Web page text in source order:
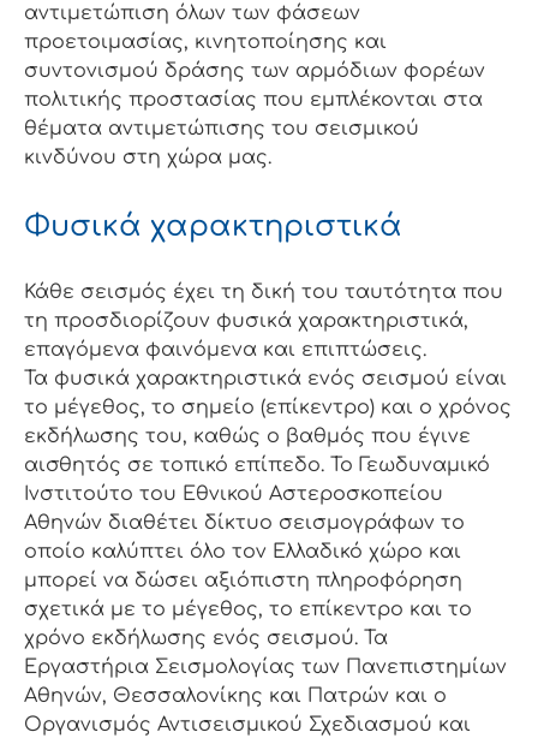
αντιμετώπιση όλων των φάσεων
προετοιμασίας, κινητοποίησης και
συντονισμού δράσης των αρμόδιων φορέων
πολιτικής προστασίας που εμπλέκονται στα
θέματα αντιμετώπισης του σεισμικού
κινδύνου στη χώρα μας.
Φυσικά χαρακτηριστικά
Κάθε σεισμός έχει τη δική του ταυτότητα που
τη προσδιορίζουν φυσικά χαρακτηριστικά,
επαγόμενα φαινόμενα και επιπτώσεις.
Τα φυσικά χαρακτηριστικά ενός σεισμού είναι
το μέγεθος, το σημείο (επίκεντρο) και ο χρόνος
εκδήλωσης του, καθώς ο βαθμός που έγινε
αισθητός σε τοπικό επίπεδο. Το Γεωδυναμικό
Ινστιτούτο του Εθνικού Αστεροσκοπείου
Αθηνών διαθέτει δίκτυο σεισμογράφων το
οποίο καλύπτει όλο τον Ελλαδικό χώρο και
μπορεί να δώσει αξιόπιστη πληροφόρηση
σχετικά με το μέγεθος, το επίκεντρο και το
χρόνο εκδήλωσης ενός σεισμού. Τα
Εργαστήρια Σεισμολογίας των Πανεπιστημίων
Αθηνών, Θεσσαλονίκης και Πατρών και ο
Οργανισμός Αντισεισμικού Σχεδιασμού και